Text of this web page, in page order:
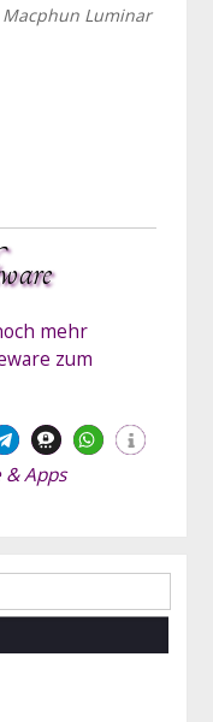
Luminar
mehr
zum
& Apps